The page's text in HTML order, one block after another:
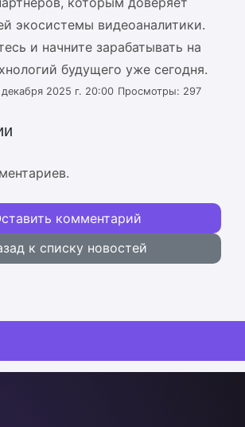
экосистемы видеоаналитики.
и начните зарабатывать на
будущего уже сегодня.
2025 г. 20:00 Просмотры: 297
комментарий
к списку новостей